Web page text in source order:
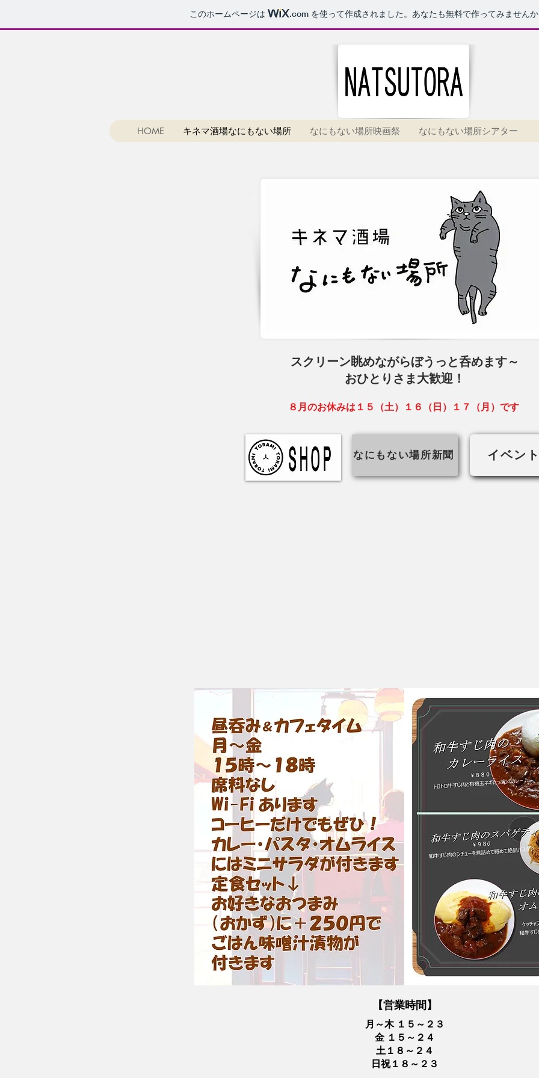
このホームページは .com を使って作成されました。あなたも無料で作ってみません
HOME キネマ酒場なにもない場所 なにもない場所映画祭 なにもない場所シアター
スクリーン眺めながらぼうっと呑めます～
おひとりさま大歓迎！
８月のお休みは１５（土）１６（日）１７（月）です
なにもない場所新聞 イベン
【営業時間】
月～木 １５～２３
金 １５～２４
土 １８～２４
日祝１８～２３